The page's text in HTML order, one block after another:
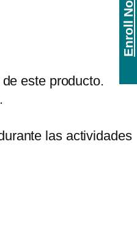
Enroll Now
este producto.
las actividades